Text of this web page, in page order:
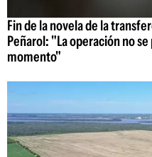
Fin de la novela de la
Peñarol: "La operación no
momento"